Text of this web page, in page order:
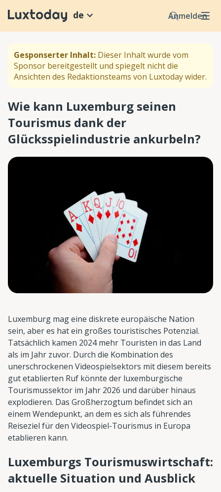
Anmelden
de
Gesponserter Inhalt: Dieser Inhalt wurde vom
Sponsor bereitgestellt und spiegelt nicht die
Ansichten des Redaktionsteams von Luxtoday wider.
Wie kann Luxemburg seinen
Tourismus dank der
Glücksspielindustrie ankurbeln?
Luxemburg mag eine diskrete europäische Nation
sein, aber es hat ein großes touristisches Potenzial.
Tatsächlich kamen 2024 mehr Touristen in das Land
als im Jahr zuvor. Durch die Kombination des
unerschrockenen Videospielsektors mit diesem bereits
gut etablierten Ruf könnte der luxemburgische
Tourismussektor im Jahr 2026 und darüber hinaus
explodieren. Das Großherzogtum befindet sich an
einem Wendepunkt, an dem es sich als führendes
Reiseziel für den Videospiel-Tourismus in Europa
etablieren kann.
Luxemburgs Tourismuswirtschaft:
aktuelle Situation und Ausblick